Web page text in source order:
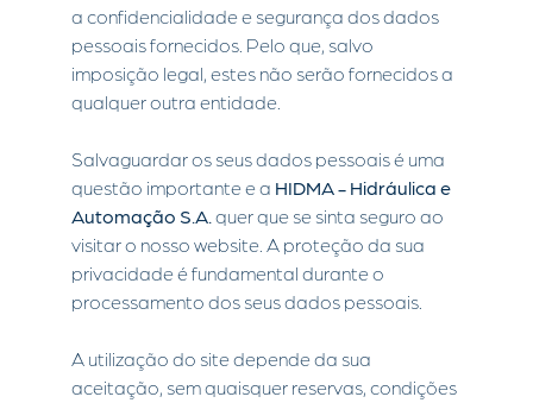
a confidencialidade e segurança dos dados
pessoais fornecidos. Pelo que, salvo
imposição legal, estes não serão fornecidos a
qualquer outra entidade.
Salvaguardar os seus dados pessoais é uma
questão importante e a HIDMA - Hidráulica e
Automação S.A. quer que se sinta seguro ao
visitar o nosso website. A proteção da sua
privacidade é fundamental durante o
processamento dos seus dados pessoais.
A utilização do site depende da sua
aceitação, sem quaisquer reservas, condições